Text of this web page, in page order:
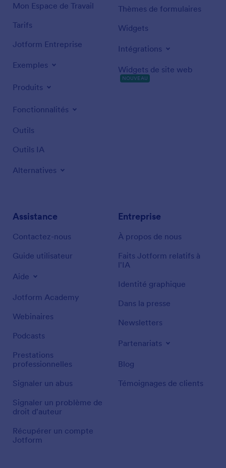
Mon Espace de Travail
Tarifs
Jotform Entreprise
Exemples
Produits
Fonctionnalités
Outils
Outils IA
Alternatives
Thèmes de formulaires
Widgets
Intégrations
Widgets de site web
NOUVEAU
Assistance
Contactez-nous
Guide utilisateur
Aide
Jotform Academy
Webinaires
Podcasts
Prestations
professionnelles
Signaler un abus
Signaler un problème de
droit d'auteur
Récupérer un compte
Jotform
Entreprise
À propos de nous
Faits Jotform relatifs à
l'IA
Identité graphique
Dans la presse
Newsletters
Partenariats
Blog
Témoignages de clients